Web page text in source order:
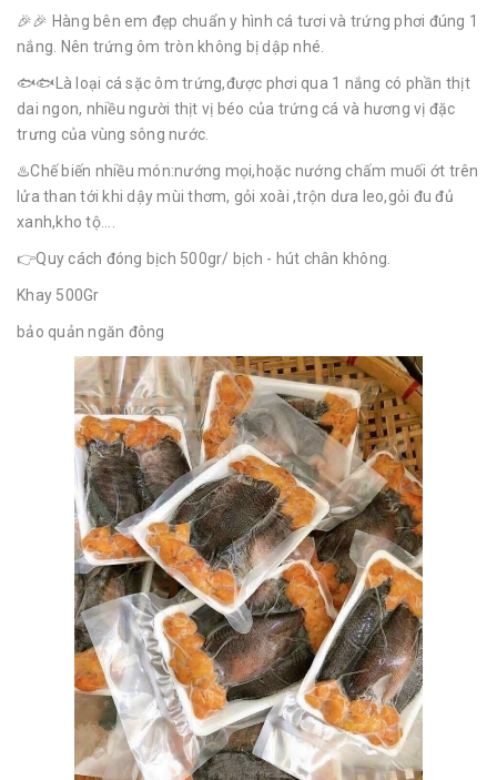
🎉🎉 Hàng bên em đẹp chuẩn y hình cá tươi và trứng phơi đúng 1
nắng. Nên trứng ôm tròn không bị dập nhé.
🐟🐟Là loại cá sặc ôm trứng,được phơi qua 1 nắng có phần thịt
dai ngon, nhiều người thịt vị béo của trứng cá và hương vị đặc
trưng của vùng sông nước.
♨️Chế biến nhiều món:nướng mọi,hoặc nướng chấm muối ớt trên
lửa than tới khi dậy mùi thơm, gỏi xoài ,trộn dưa leo,gỏi đu đủ
xanh,kho tộ....
👉Quy cách đóng bịch 500gr/ bịch - hút chân không.
Khay 500Gr
bảo quản ngăn đông